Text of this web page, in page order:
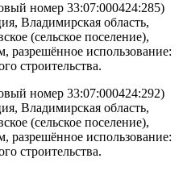
номер 33:07:000424:285)
Владимирская область,
(сельское поселение),
разрешённое использование:
строительства.
номер 33:07:000424:292)
Владимирская область,
(сельское поселение),
разрешённое использование:
строительства.